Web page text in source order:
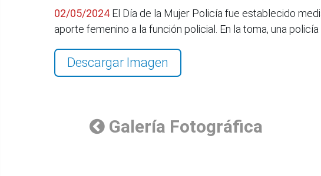
02/05/2024 El Día de la Mujer Policía fue establecido
aporte femenino a la función policial. En la toma, una
Descargar Imagen
Galería Fotográfica